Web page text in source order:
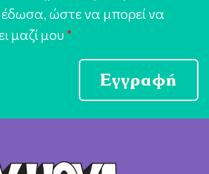
έδωσα, ώστε να μπορεί να
μαζί μου *
Εγγραφή